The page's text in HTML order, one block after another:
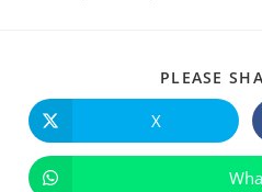
PLEASE
X